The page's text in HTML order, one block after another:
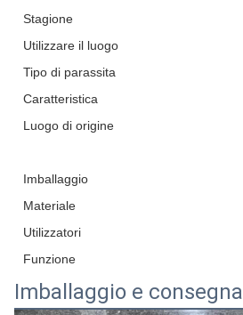
Stagione
Utilizzare il luogo
Tipo di parassita
Caratteristica
Luogo di origine
Imballaggio
Materiale
Utilizzatori
Funzione
Imballaggio e consegna